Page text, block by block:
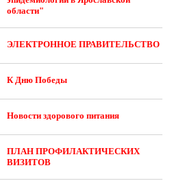
области"
ЭЛЕКТРОННОЕ ПРАВИТЕЛЬСТВО
К Дню Победы
Новости здорового питания
ПЛАН ПРОФИЛАКТИЧЕСКИХ
ВИЗИТОВ